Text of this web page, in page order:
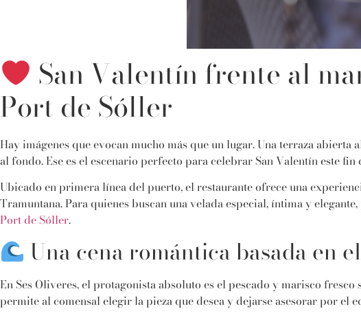
San Valentín frente al
Port de Sóller
Hay imágenes que evocan mucho más que un lugar. Una terraza
al fondo. Ese es el escenario perfecto para celebrar San Valentín este fin
Ubicado en primera línea del puerto, el restaurante ofrece una
Tramuntana. Para quienes buscan una velada especial, íntima y
Port de Sóller.
Una cena romántica basada en
En Ses Oliveres, el protagonista absoluto es el pescado y marisco
permite al comensal elegir la pieza que desea y dejarse asesorar por el